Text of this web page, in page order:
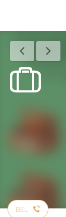
Agenda -
BEL